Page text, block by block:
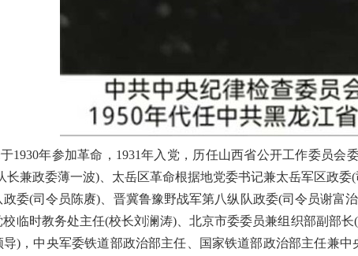
1930年参加革命，1931年入党，历任山西省公开工作委员
长兼政委薄一波)、太岳区革命根据地党委书记兼太岳军区政
委(司令员陈赓)、晋冀鲁豫野战军第八纵队政委(司令员谢富
临时教务处主任(校长刘澜涛)、北京市委委员兼组织部副部
导)，中央军委铁道部政治部主任、国家铁道部政治部主任兼